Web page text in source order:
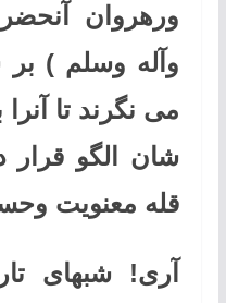
ورهروان
‌وآله وسلم )
می نگرند تا
شان الگو قرار
قله معنویت
آری! شبهای